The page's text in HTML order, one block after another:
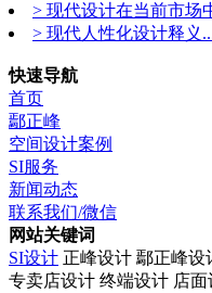
> 现代设计在当前市场
> 现代人性化设计释义
快速导航
首页
鄢正峰
空间设计案例
SI服务
新闻动态
联系我们/微信
网站关键词
SI设计 正峰设计 鄢正峰设
专卖店设计 终端设计 店